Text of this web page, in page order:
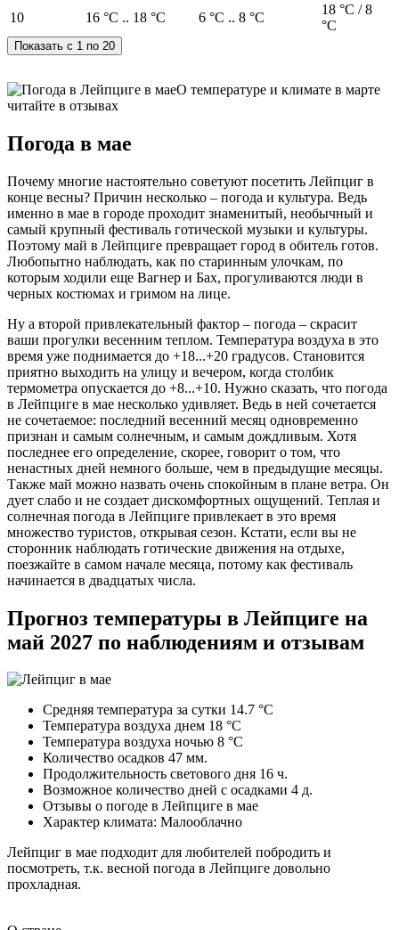
10
16 °C .. 18 °C 6 °C .. 8 °C
18 °C / 8
°C
О температуре и климате в марте
читайте в отзывах
Погода в мае
Почему многие настоятельно советуют посетить Лейпциг в
конце весны? Причин несколько – погода и культура. Ведь
именно в мае в городе проходит знаменитый, необычный и
самый крупный фестиваль готической музыки и культуры.
Поэтому май в Лейпциге превращает город в обитель готов.
Любопытно наблюдать, как по старинным улочкам, по
которым ходили еще Вагнер и Бах, прогуливаются люди в
черных костюмах и гримом на лице.
Ну а второй привлекательный фактор – погода – скрасит
ваши прогулки весенним теплом. Температура воздуха в это
время уже поднимается до +18...+20 градусов. Становится
приятно выходить на улицу и вечером, когда столбик
термометра опускается до +8...+10. Нужно сказать, что погода
в Лейпциге в мае несколько удивляет. Ведь в ней сочетается
не сочетаемое: последний весенний месяц одновременно
признан и самым солнечным, и самым дождливым. Хотя
последнее его определение, скорее, говорит о том, что
ненастных дней немного больше, чем в предыдущие месяцы.
Также май можно назвать очень спокойным в плане ветра. Он
дует слабо и не создает дискомфортных ощущений. Теплая и
солнечная погода в Лейпциге привлекает в это время
множество туристов, открывая сезон. Кстати, если вы не
сторонник наблюдать готические движения на отдыхе,
поезжайте в самом начале месяца, потому как фестиваль
начинается в двадцатых числа.
Прогноз температуры в Лейпциге на
май 2027 по наблюдениям и отзывам
Средняя температура за сутки 14.7 °C
Температура воздуха днем 18 °C
Температура воздуха ночью 8 °C
Количество осадков 47 мм.
Продолжительность светового дня 16 ч.
Возможное количество дней с осадками 4 д.
Отзывы о погоде в Лейпциге в мае
Характер климата: Малооблачно
Лейпциг в мае подходит для любителей побродить и
посмотреть, т.к. весной погода в Лейпциге довольно
прохладная.